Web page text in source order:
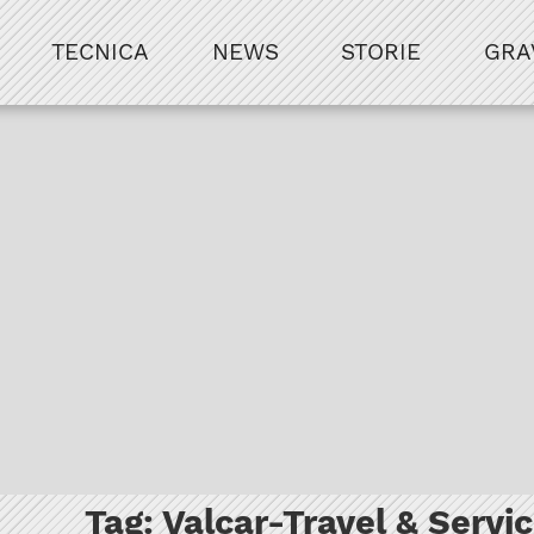
TECNICA NEWS STORIE
Tag:Valcar-Travel &